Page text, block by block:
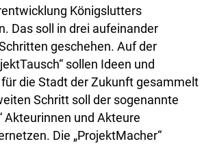
Königslutters
Das soll in drei aufeinander
geschehen. Auf der
sollen Ideen und
die Stadt der Zukunft gesammelt
Schritt soll der sogenannte
Akteurinnen und Akteure
Die „ProjektMacher“